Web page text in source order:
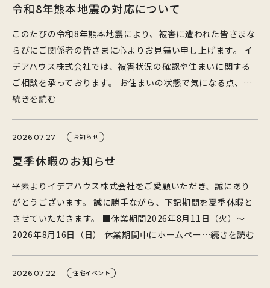
令和8年熊本地震の対応について
このたびの令和8年熊本地震により、被害に遭われた皆さまな
らびにご関係者の皆さまに心よりお見舞い申し上げます。 イ
デアハウス株式会社では、被害状況の確認や住まいに関する
ご相談を承っております。 お住まいの状態で気になる点、…
続きを読む
2026.07.27 お知らせ
夏季休暇のお知らせ
平素よりイデアハウス株式会社をご愛顧いただき、誠にあり
がとうございます。 誠に勝手ながら、下記期間を夏季休暇と
させていただきます。 ■休業期間2026年8月11日（火）～
2026年8月16日（日） 休業期間中にホームペー…続きを読む
2026.07.22 住宅イベント